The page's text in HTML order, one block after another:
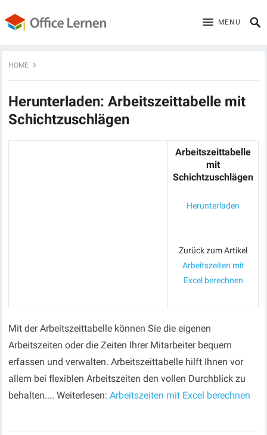
MENU
HOME
Herunterladen: Arbeitszeittabelle mit
Schichtzuschlägen
Arbeitszeittabelle
mit
Schichtzuschlägen
Herunterladen
Zurück zum Artikel
Arbeitszeiten mit
Excel berechnen
Mit der Arbeitszeittabelle können Sie die eigenen
Arbeitszeiten oder die Zeiten Ihrer Mitarbeiter bequem
erfassen und verwalten. Arbeitszeittabelle hilft Ihnen vor
allem bei flexiblen Arbeitszeiten den vollen Durchblick zu
behalten.... Weiterlesen:Arbeitszeiten mit Excel berechnen